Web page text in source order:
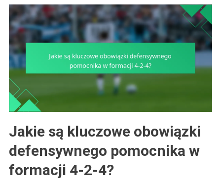
Jakie są kluczowe obowiązki
defensywnego pomocnika w
formacji 4-2-4?